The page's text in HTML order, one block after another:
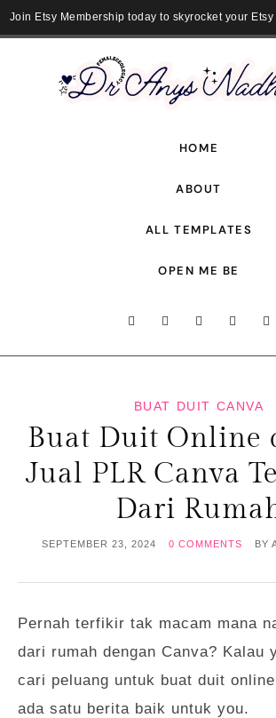
Join Etsy Membership today to skyrocket your
HOME
ABOUT
ALL TEMPLATES
OPEN ME
BUAT DUIT CANVA
Buat Duit Online
Jual PLR Canva
Dari
SEPTEMBER 23, 2024 0 COMMENTS BY
Pernah terfikir tak macam mana
dari rumah dengan Canva? Kalau
cari peluang untuk buat duit online
ada satu berita baik untuk you.